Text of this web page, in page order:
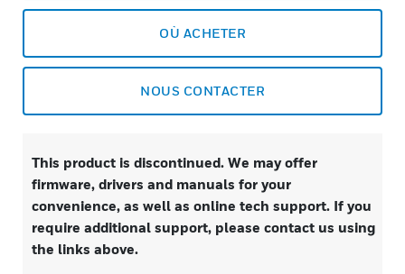
OÙ ACHETER
NOUS CONTACTER
This product is discontinued. We may offer
firmware, drivers and manuals for your
convenience, as well as online tech support. If you
require additional support, please contact us using
the links above.